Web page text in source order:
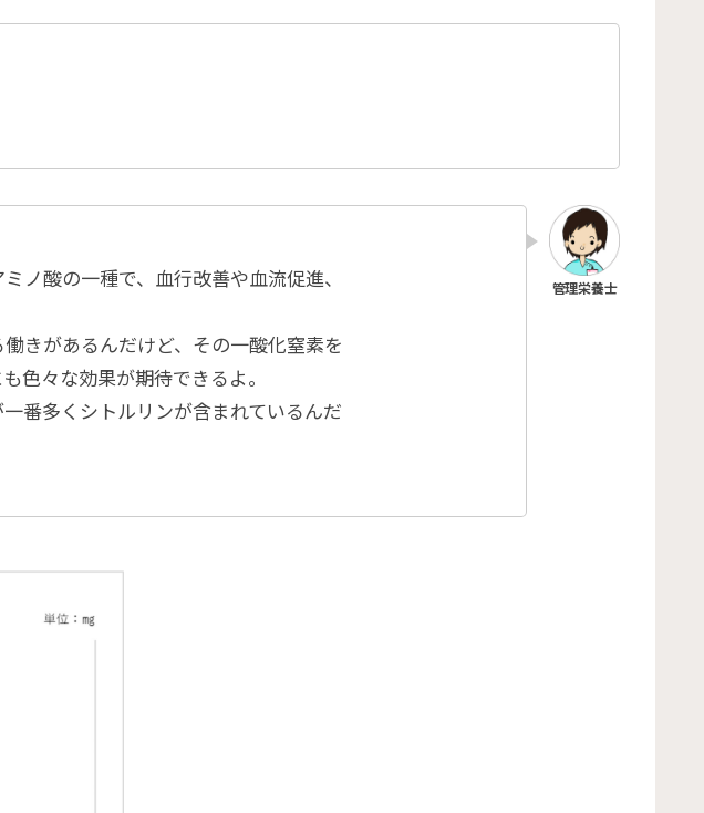
ノ酸の一種で、血行改善や血流促進、
きがあるんだけど、その一酸化窒素を
色々な効果が期待できるよ。
番多くシトルリンが含まれているんだ